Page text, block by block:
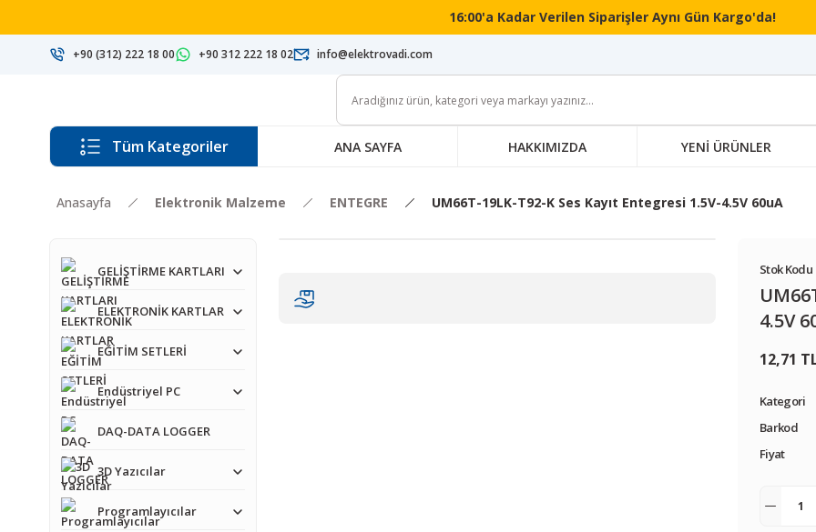
16:00'a Kadar Verilen Siparişler Aynı Gün Kargo'da!
+90 (312) 222 18 00 +90 312 222 18 02 info@elektrovadi.com
Tüm Kategoriler ANA SAYFA HAKKIMIZDA YENİ ÜRÜNLER
Anasayfa Elektronik Malzeme ENTEGRE UM66T-19LK-T92-K Ses Kayıt Entegresi 1.5V-4.5V 60uA
GELİŞTİRME KARTLARI
ELEKTRONİK KARTLAR
EĞİTİM SETLERİ
Endüstriyel PC
DAQ-DATA LOGGER
3D Yazıcılar
Programlayıcılar
Stok Kodu :
4.5V
12,71
Kategori
Barkod
Fiyat